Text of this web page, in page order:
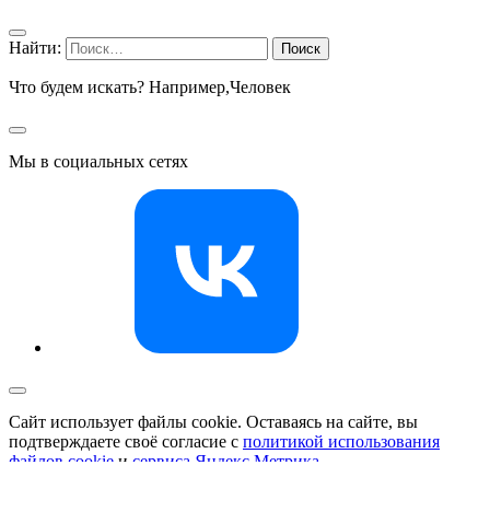
Найти:
Что будем искать? Например,Человек
Мы в социальных сетях
Сайт использует файлы cookie. Оставаясь на сайте, вы
подтверждаете своё согласие с политикой использования
файлов cookie и сервиса Яндекс.Метрика